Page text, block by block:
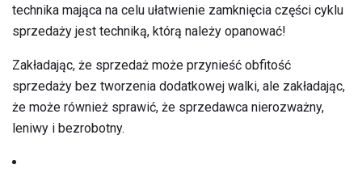
technika mająca na celu ułatwienie zamknięcia części cyklu
sprzedaży jest techniką, którą należy opanować!
Zakładając, że sprzedaż może przynieść obfitość
sprzedaży bez tworzenia dodatkowej walki, ale zakładając,
że może również sprawić, że sprzedawca nierozważny,
leniwy i bezrobotny.